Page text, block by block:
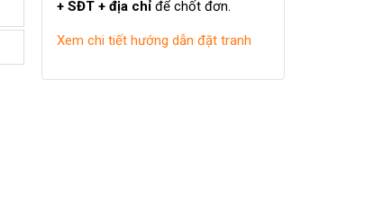
+ SĐT + địa chỉđể chốt đơn.
Xem chi tiết hướng dẫn đặt tranh